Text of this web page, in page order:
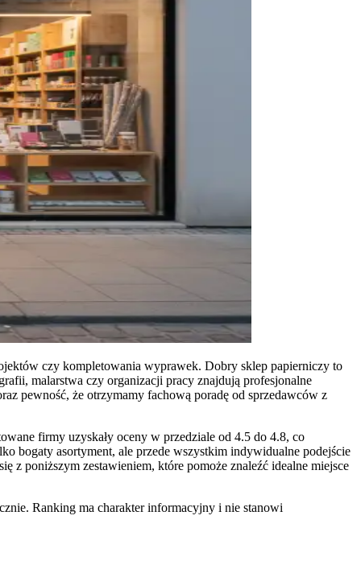
czy kompletowania wyprawek. Dobry sklep papierniczy to
malarstwa czy organizacji pracy znajdują profesjonalne
pewność, że otrzymamy fachową poradę od sprzedawców z
firmy uzyskały oceny w przedziale od 4.5 do 4.8, co
bogaty asortyment, ale przede wszystkim indywidualne podejście
z poniższym zestawieniem, które pomoże znaleźć idealne miejsce
Ranking ma charakter informacyjny i nie stanowi